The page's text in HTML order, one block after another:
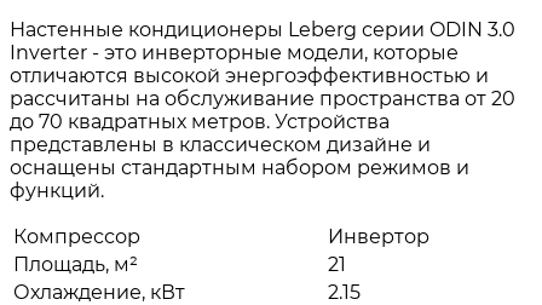
Настенные кондиционеры Leberg серии ODIN 3.0
Inverter - это инверторные модели, которые
отличаются высокой энергоэффективностью и
рассчитаны на обслуживание пространства от 20
до 70 квадратных метров. Устройства
представлены в классическом дизайне и
оснащены стандартным набором режимов и
функций.
Компрессор
Инвертор
Площадь, м²
21
Охлаждение, кВт
2.15